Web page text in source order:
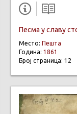
Песма у славу
Место: Пешта
Година: 1861
Број страница: 12